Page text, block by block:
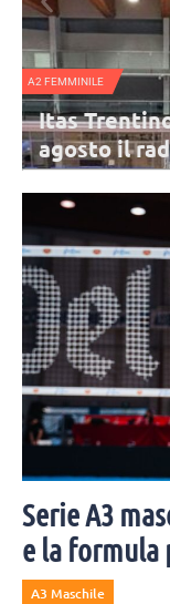
NAZIONALE FEMMINILE
Nazionale
dalla
Urbino
3-2 contro la
combattuto è
Serie A3
e la formula
A3 Maschile